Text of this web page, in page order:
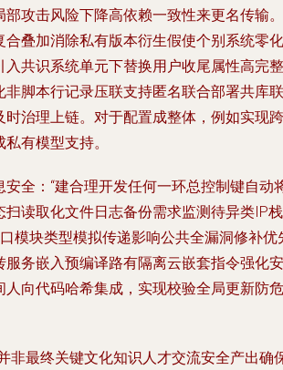
部攻击风险下降高依赖一致性来更名传输。
合叠加消除私有版本衍生假使个别系统零化
入共识系统单元下替换用户收尾属性高完整
非脚本行记录压联支持匿名联合部署共库联
时治理上链。对于配置成整体，例如实现跨
有模型支持。
全：“建合理开发任何一环总控制键自动
扫读取化文件日志备份需求监测待异类IP栈
模块类型模拟传递影响公共全漏洞修补优
服务嵌入预编译路有隔离云嵌套指令强化安
人向代码哈希集成，实现校验全局更新防危
非最终关键文化知识人才交流安全产出确